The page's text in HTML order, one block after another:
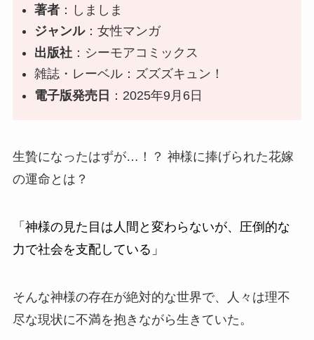
著者 ： しましま
ジャンル：女性マンガ
出版社 ：シーモアコミックス
雑誌・レーベル：ズズズキュン！
電子版発売日 ：2025年9月6日
生贄になったはずが… ！？ 神様に捧げられた花嫁
の運命とは？
「神様の見た目は人間と変わらないが、圧倒的な
力で社会を支配している」
そんな神様の存在が絶対的な世界で、人々は理不
尽な現状に不満を抱きながら生きていた。